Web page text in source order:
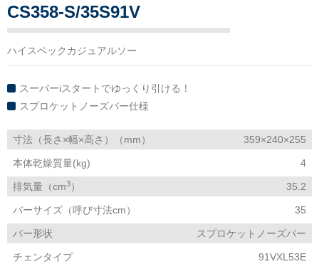
CS358-S/35S91V
ハイスペックカジュアルソー
スーパーiスタートでゆっくり引ける！
スプロケットノーズバー仕様
寸法（長さ×幅×高さ）（mm） 359×240×255
本体乾燥質量(kg) 4
排気量（cm3） 35.2
バーサイズ（呼び寸法cm） 35
バー形状 スプロケットノーズバー
チェンタイプ 91VXL53E